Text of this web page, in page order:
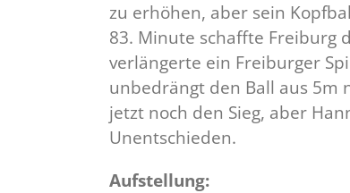
zu erhöhen, aber sein
83. Minute schaffte Freiburg
verlängerte ein Freiburger
unbedrängt den Ball aus 5m
jetzt noch den Sieg, aber
Unentschieden.
Aufstellung: